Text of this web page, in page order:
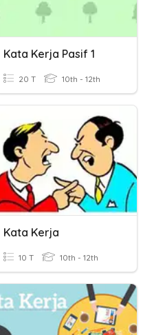
Kata Kerja Pasif 1
20 T 10th - 12th
Kata Kerja
10 T 10th - 12th